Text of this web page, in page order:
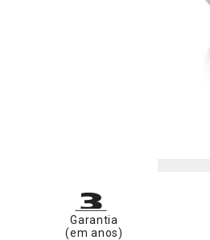
Garantia
(em anos)